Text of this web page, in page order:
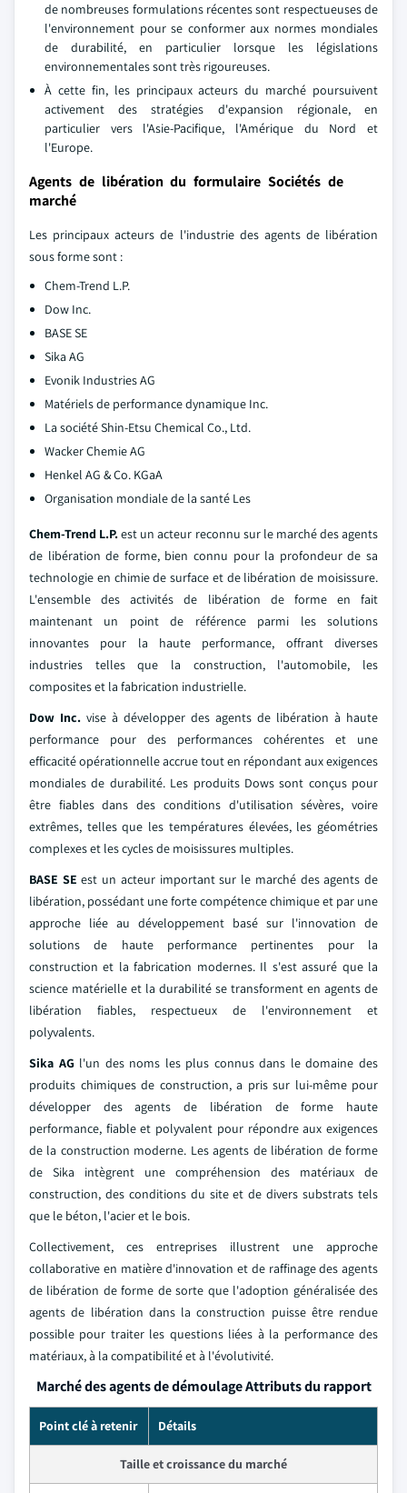
de nombreuses formulations récentes sont respectueuses de
l'environnement pour se conformer aux normes mondiales
de durabilité, en particulier lorsque les législations
environnementales sont très rigoureuses.
À cette fin, les principaux acteurs du marché poursuivent
activement des stratégies d'expansion régionale, en
particulier vers l'Asie-Pacifique, l'Amérique du Nord et
l'Europe.
Agents de libération du formulaire Sociétés de
marché
Les principaux acteurs de l'industrie des agents de libération
sous forme sont :
Chem-Trend L.P.
Dow Inc.
BASE SE
Sika AG
Evonik Industries AG
Matériels de performance dynamique Inc.
La société Shin-Etsu Chemical Co., Ltd.
Wacker Chemie AG
Henkel AG & Co. KGaA
Organisation mondiale de la santé Les
Chem-Trend L.P.est un acteur reconnu sur le marché des agents
de libération de forme, bien connu pour la profondeur de sa
technologie en chimie de surface et de libération de moisissure.
L'ensemble des activités de libération de forme en fait
maintenant un point de référence parmi les solutions
innovantes pour la haute performance, offrant diverses
industries telles que la construction, l'automobile, les
composites et la fabrication industrielle.
Dow Inc. vise à développer des agents de libération à haute
performance pour des performances cohérentes et une
efficacité opérationnelle accrue tout en répondant aux exigences
mondiales de durabilité. Les produits Dows sont conçus pour
être fiables dans des conditions d'utilisation sévères, voire
extrêmes, telles que les températures élevées, les géométries
complexes et les cycles de moisissures multiples.
BASE SEest un acteur important sur le marché des agents de
libération, possédant une forte compétence chimique et par une
approche liée au développement basé sur l'innovation de
solutions de haute performance pertinentes pour la
construction et la fabrication modernes. Il s'est assuré que la
science matérielle et la durabilité se transforment en agents de
libération fiables, respectueux de l'environnement et
polyvalents.
Sika AG l'un des noms les plus connus dans le domaine des
produits chimiques de construction, a pris sur lui-même pour
développer des agents de libération de forme haute
performance, fiable et polyvalent pour répondre aux exigences
de la construction moderne. Les agents de libération de forme
de Sika intègrent une compréhension des matériaux de
construction, des conditions du site et de divers substrats tels
que le béton, l'acier et le bois.
Collectivement, ces entreprises illustrent une approche
collaborative en matière d'innovation et de raffinage des agents
de libération de forme de sorte que l'adoption généralisée des
agents de libération dans la construction puisse être rendue
possible pour traiter les questions liées à la performance des
matériaux, à la compatibilité et à l'évolutivité.
Marché des agents de démoulage Attributs du rapport
Point clé à retenir Détails
Taille et croissance du marché